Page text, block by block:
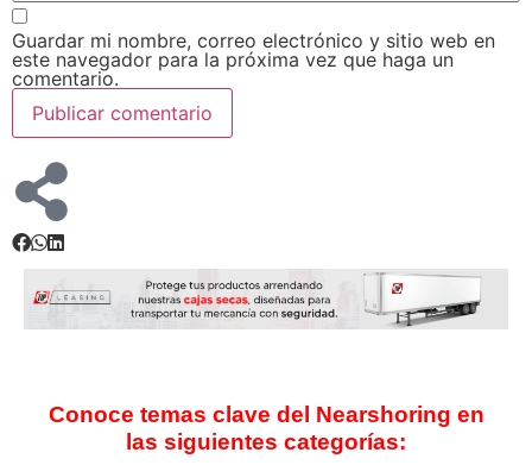
Guardar mi nombre, correo electrónico y sitio web en
este navegador para la próxima vez que haga un
comentario.
Conoce temas clave del Nearshoring en
las siguientes categorías: